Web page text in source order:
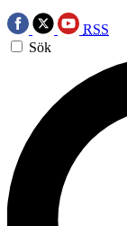
RSS
Sök